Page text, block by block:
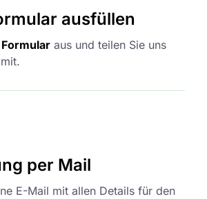
ausfüllen
Formular aus und teilen Sie uns
per Mail
E-Mail mit allen Details für den